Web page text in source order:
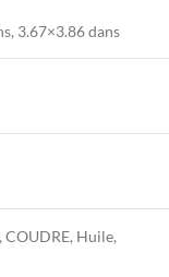
3.67×3.86 dans
COUDRE, Huile,